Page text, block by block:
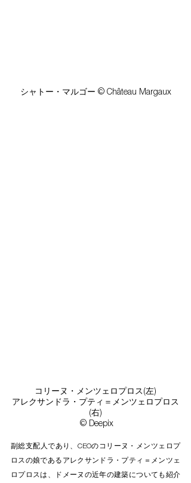
シャトー・マルゴー © Château Margaux
コリーヌ・メンツェロプロス(左)
アレクサンドラ・プティ＝メンツェロプロス
(右)
© Deepix
副総支配人であり、CEOのコリーヌ・メンツェロプ
ロスの娘であるアレクサンドラ・プティ＝メンツェ
ロプロスは、ドメーヌの近年の建築についても紹介